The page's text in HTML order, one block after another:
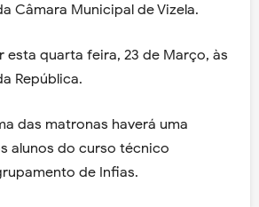
Câmara Municipal de Vizela.
esta quarta feira, 23 de Março, às
República.
das matronas haverá uma
alunos do curso técnico
de Infias.